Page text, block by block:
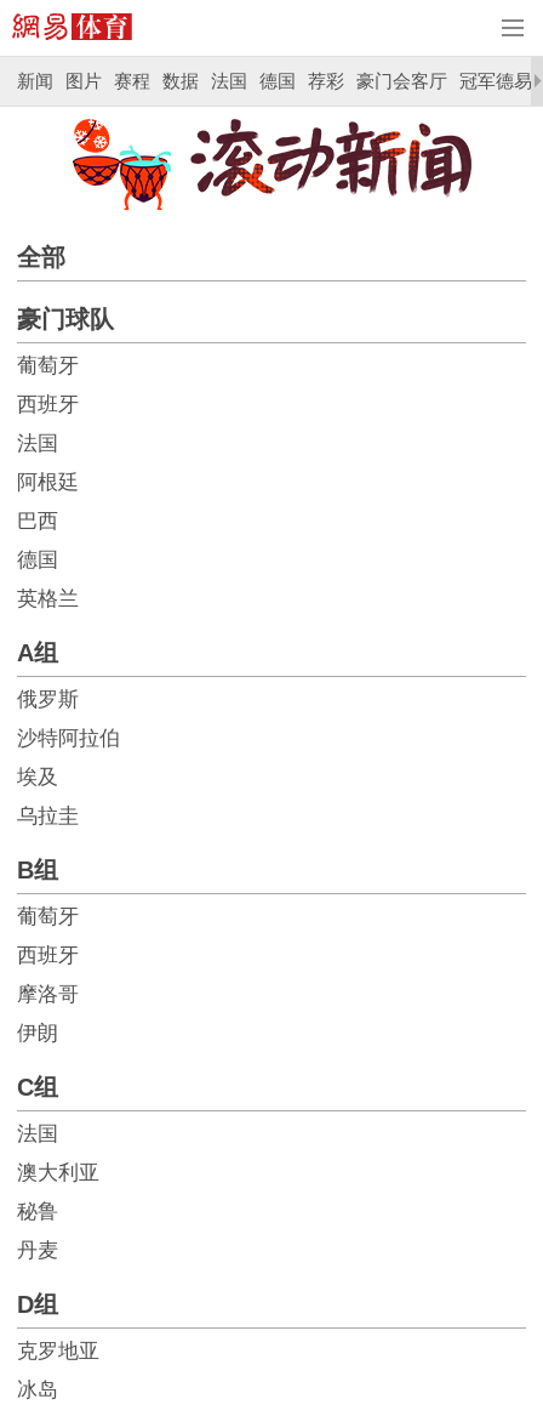
新闻 图片 赛程 数据 法国 德国 荐彩 豪门会客厅 冠军德易
全部
豪门球队
葡萄牙
西班牙
法国
阿根廷
巴西
德国
英格兰
A组
俄罗斯
沙特阿拉伯
埃及
乌拉圭
B组
葡萄牙
西班牙
摩洛哥
伊朗
C组
法国
澳大利亚
秘鲁
丹麦
D组
克罗地亚
冰岛